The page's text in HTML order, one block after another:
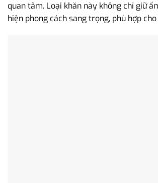
quan tâm. Loại khăn này không chỉ giữ
hiện phong cách sang trọng, phù hợp